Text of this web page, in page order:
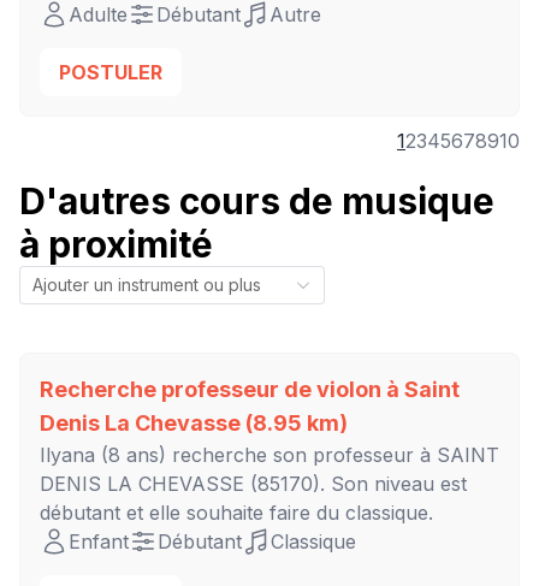
Adulte
Débutant Autre
POSTULER
12345678910
D'autres cours de musique
à proximité
Recherche professeur de violon à Saint
Denis La Chevasse (8.95 km)
Ilyana (8 ans) recherche son professeur à SAINT
DENIS LA CHEVASSE (85170). Son niveau est
débutant et elle souhaite faire du classique.
Enfant
Débutant Classique